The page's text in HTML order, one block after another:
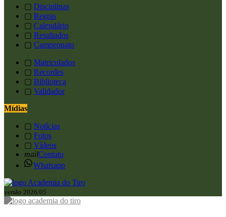
▢ Disciplinas
▢ Regras
▢ Calendário
▢ Resultados
▢ Campeonato
▢ Matriculados
▢ Recordes
▢ Biblioteca
▢ Validador
Mídias
▢ Notícias
▢ Fotos
▢ Vídeos
mailContato
Whatsapp
versão 2026/05